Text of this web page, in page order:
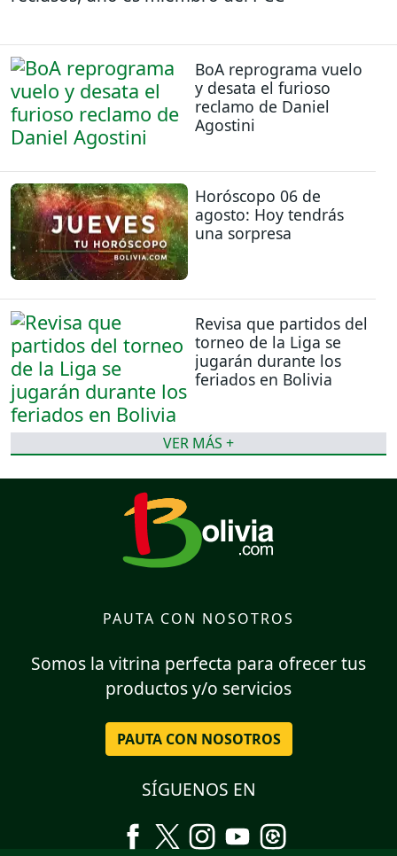
BoA reprograma vuelo
y desata el furioso
reclamo de Daniel
Agostini
Horóscopo 06 de
agosto: Hoy tendrás
una sorpresa
Revisa que partidos del
torneo de la Liga se
jugarán durante los
feriados en Bolivia
VER MÁS +
PAUTA CON NOSOTROS
Somos la vitrina perfecta para ofrecer tus
productos y/o servicios
PAUTA CON NOSOTROS
SÍGUENOS EN